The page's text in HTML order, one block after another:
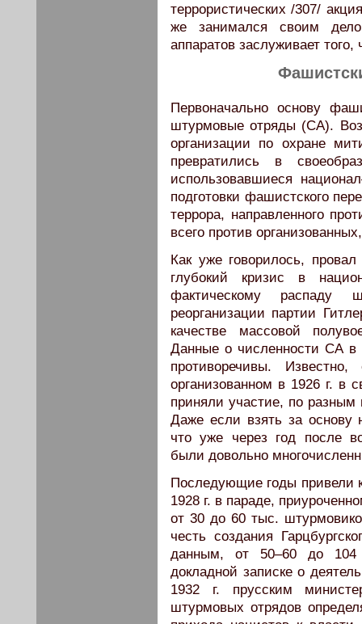
террористических /307/
же занимался своим
аппаратов заслуживает
Первоначально основу
штурмовые отряды (СА).
организации по охране
превратились в
использовавшиеся
подготовки фашистского
террора, направленного
всего против
Как уже говорилось,
глубокий кризис в
фактическому распаду
реорганизации партии
качестве массовой
Данные о численности СА в
противоречивы.
организованном в 1926 г. в
приняли участие, по разным
Даже если взять за
что уже через год после
были довольно
Последующие годы привели
1928 г. в параде,
от 30 до 60 тыс.
честь создания
данным, от 50–60 до
докладной записке о
1932 г. прусским
штурмовых отрядов